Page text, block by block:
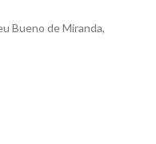
Bueno de Miranda,